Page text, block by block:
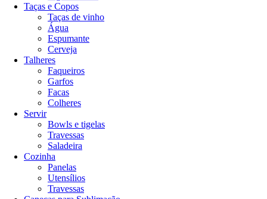
Taças e Copos
Taças de vinho
Água
Espumante
Cerveja
Talheres
Faqueiros
Garfos
Facas
Colheres
Servir
Bowls e tigelas
Travessas
Saladeira
Cozinha
Panelas
Utensílios
Travessas
QUANTIDADE DE PESSOAS
6 pessoas
USO
Resistente a micro-ondas
COR
Amarelo Azul
Laranja
Multicor
Verde água
Verde escuro
CONJUNTO OU AVULSO